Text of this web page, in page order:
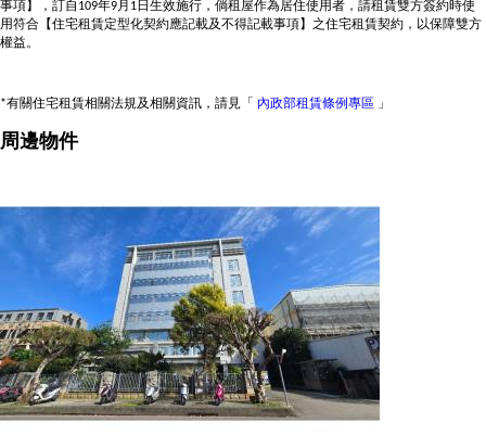
事項】，訂自109年9月1日生效施行，倘租屋作為居住使用者，請租賃雙方簽約時使
用符合【住宅租賃定型化契約應記載及不得記載事項】之住宅租賃契約，以保障雙方
權益。
*有關住宅租賃相關法規及相關資訊，請見「 內政部租賃條例專區 」
周邊物件